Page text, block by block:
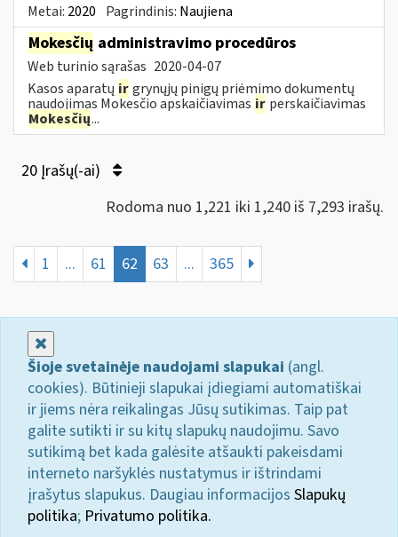
Metai: 2020 Pagrindinis: Naujiena
Mokesčių administravimo procedūros
Web turinio sąrašas 2020-04-07
Kasos aparatų irgrynųjų pinigų priėmimo dokumentų
naudojimas Mokesčio apskaičiavimas ir perskaičiavimas
Mokesčių...
20 Įrašų(-ai)
Rodoma nuo 1,221 iki 1,240 iš 7,293 irašų.
1 ... 61 62 63 ... 365
Šioje svetainėje naudojami slapukai (angl.
cookies). Būtinieji slapukai įdiegiami automatiškai
ir jiems nėra reikalingas Jūsų sutikimas. Taip pat
galite sutikti ir su kitų slapukų naudojimu. Savo
sutikimą bet kada galėsite atšaukti pakeisdami
interneto naršyklės nustatymus ir ištrindami
įrašytus slapukus. Daugiau informacijos Slapukų
politika; Privatumo politika.